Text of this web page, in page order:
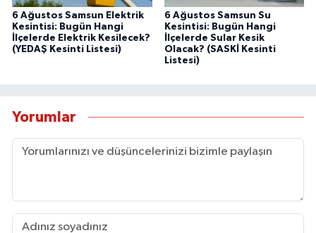
6 Ağustos Samsun Elektrik
Kesintisi: Bugün Hangi
İlçelerde Elektrik Kesilecek?
(YEDAŞ Kesinti Listesi)
6 Ağustos Samsun Su
Kesintisi: Bugün Hangi
İlçelerde Sular Kesik
Olacak? (SASKİ Kesinti
Listesi)
Yorumlar